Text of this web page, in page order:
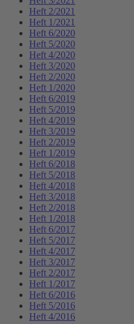
Heft 2/2021
Heft 1/2021
Heft 6/2020
Heft 5/2020
Heft 4/2020
Heft 3/2020
Heft 2/2020
Heft 1/2020
Heft 6/2019
Heft 5/2019
Heft 4/2019
Heft 3/2019
Heft 2/2019
Heft 1/2019
Heft 6/2018
Heft 5/2018
Heft 4/2018
Heft 3/2018
Heft 2/2018
Heft 1/2018
Heft 6/2017
Heft 5/2017
Heft 4/2017
Heft 3/2017
Heft 2/2017
Heft 1/2017
Heft 6/2016
Heft 5/2016
Heft 4/2016